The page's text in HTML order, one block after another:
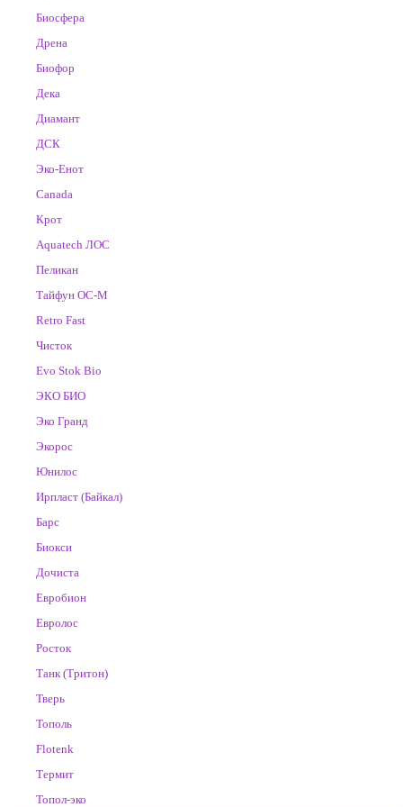
Биосфера
Дрена
Биофор
Дека
Диамант
ДСК
Эко-Енот
Canada
Крот
Aquatech ЛОС
Пеликан
Тайфун ОС-М
Retro Fast
Чисток
Evo Stok Bio
ЭКО БИО
Эко Гранд
Экорос
Юнилос
Ирпласт (Байкал)
Барс
Биокси
Дочиста
Евробион
Евролос
Росток
Танк (Тритон)
Тверь
Тополь
Flotenk
Термит
Топол-эко